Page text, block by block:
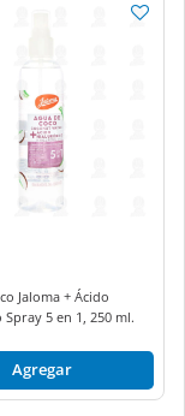
Jaloma + Ácido
5 en 1, 250 ml.
Agregar